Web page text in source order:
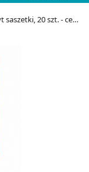
20 szt. - cena 9,99 zł